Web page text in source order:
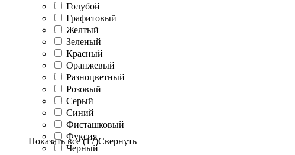
Голубой
Графитовый
Желтый
Зеленый
Красный
Оранжевый
Разноцветный
Розовый
Серый
Синий
Фисташковый
Фуксия
Черный
Показать все (17)Свернуть